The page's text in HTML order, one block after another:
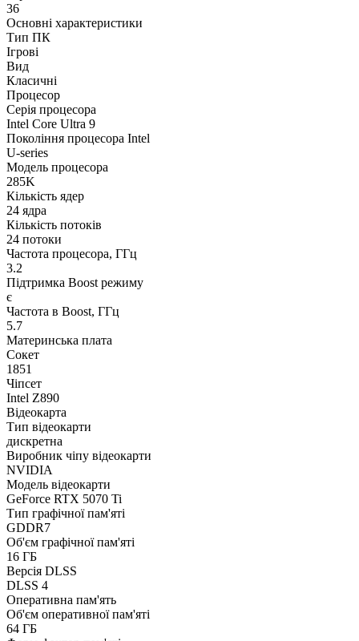
36
Основні характеристики
Тип ПК
Ігрові
Вид
Класичні
Процесор
Серія процесора
Intel Core Ultra 9
Покоління процесора Intel
U-series
Модель процесора
285K
Кількість ядер
24 ядра
Кількість потоків
24 потоки
Частота процесора, ГГц
3.2
Підтримка Boost режиму
є
Частота в Boost, ГГц
5.7
Материнська плата
Сокет
1851
Чіпсет
Intel Z890
Відеокарта
Тип відеокарти
дискретна
Виробник чіпу відеокарти
NVIDIA
Модель відеокарти
GeForce RTX 5070 Ti
Тип графічної пам'яті
GDDR7
Об'єм графічної пам'яті
16 ГБ
Версія DLSS
DLSS 4
Оперативна пам'ять
Об'єм оперативної пам'яті
64 ГБ